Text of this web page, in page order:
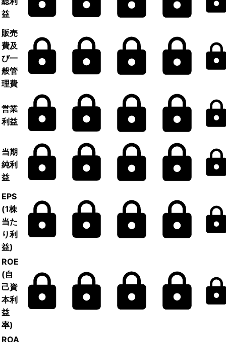
益
販売
費及
び一
般管
理費
営業
利益
当期
純利
益
EPS
(1株
当た
り利
益)
ROE
(自
己資
本利
益
率)
ROA